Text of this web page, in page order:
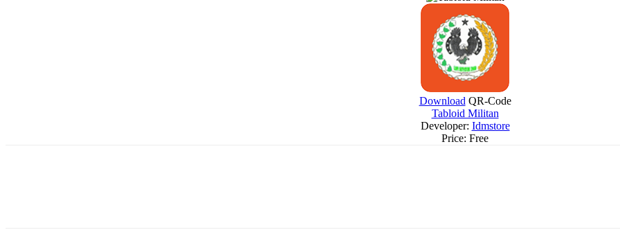
Download QR-Code
Tabloid Militan
Developer: Idmstore
Price: Free